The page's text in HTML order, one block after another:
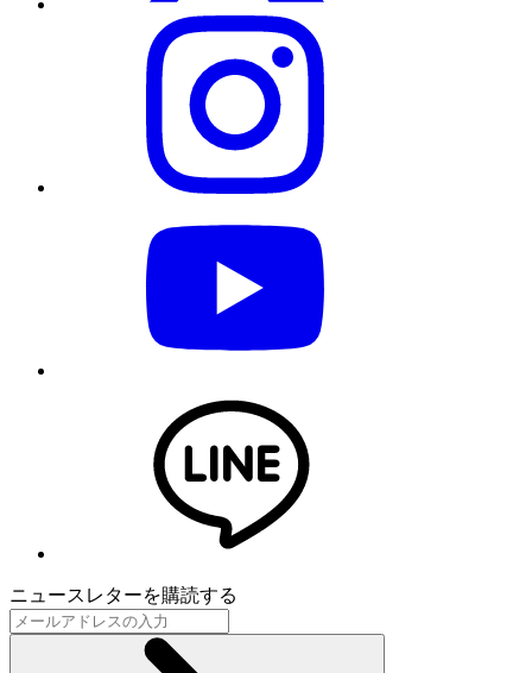
ニュースレターを購読する